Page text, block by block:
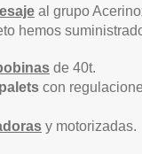
al grupo
hemos
de 40t.
con
y motorizadas.